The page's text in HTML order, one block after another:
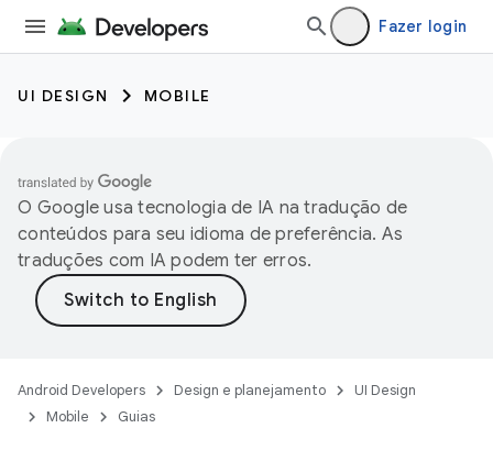
Fazer login
UI DESIGN MOBILE
O Google usa tecnologia de IA na tradução de
conteúdos para seu idioma de preferência. As
traduções com IA podem ter erros.
Android Developers Design e planejamento
UI Design
Mobile
Guias